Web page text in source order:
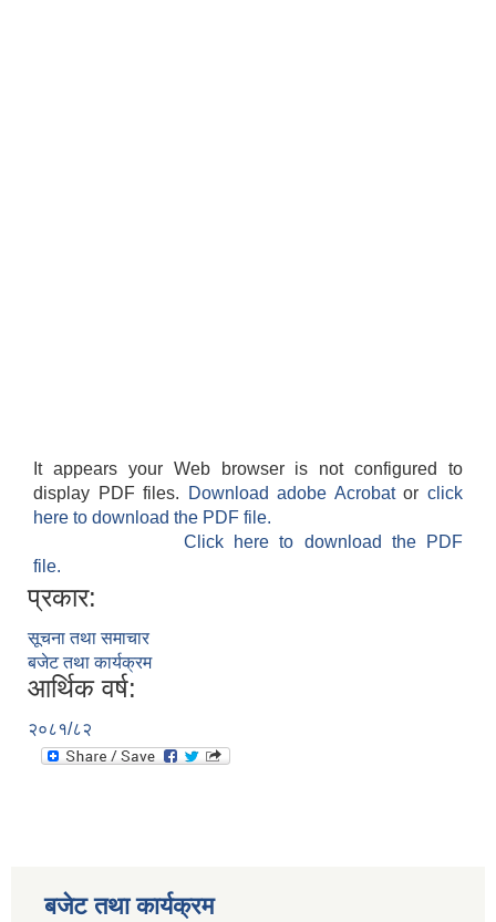
It appears your Web browser is not configured to
display PDF files.
Download adobe Acrobatorclick
here to download the PDF file.
Click here to download the PDF
file.
प्रकार:
सूचना तथा समाचार
बजेट तथा कार्यक्रम
आर्थिक वर्ष:
२०८१/८२
बजेट तथा कार्यक्रम